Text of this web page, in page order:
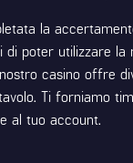
la
poter utilizzare
casino offre
Ti forniamo
al tuo account.